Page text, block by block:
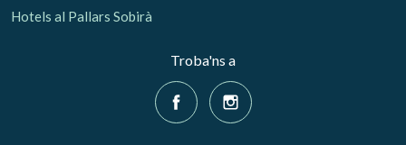
Hotels al Pallars Sobirà
Troba'ns a